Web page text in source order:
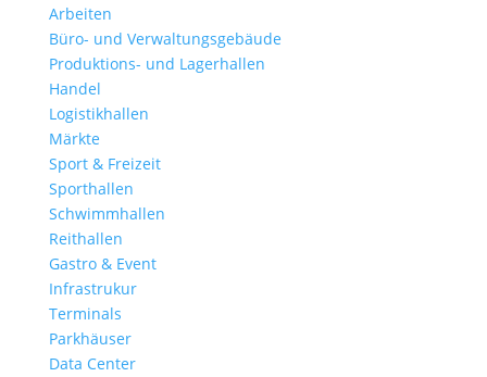
Arbeiten
Büro- und Verwaltungs­gebäude
Produktions- und Lagerhallen
Handel
Logistikhallen
Märkte
Sport & Freizeit
Sporthallen
Schwimmhallen
Reithallen
Gastro & Event
Infrastrukur
Terminals
Parkhäuser
Data Center